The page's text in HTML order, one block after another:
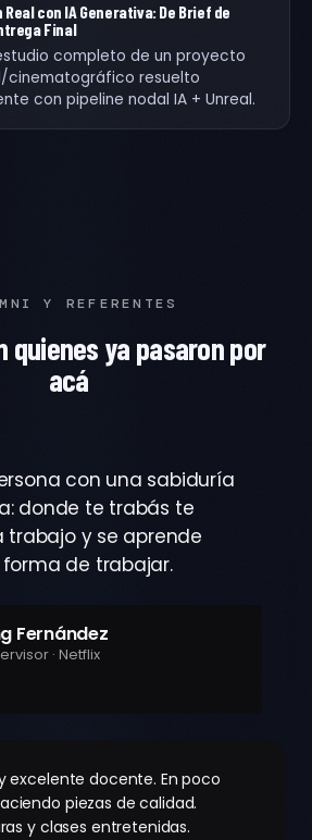
con IA Generativa: De Brief de
Final
completo de un proyecto
cinematográfico resuelto
con pipeline nodal IA + Unreal.
Y REFERENTES
quienes ya pasaron por
acá
con una sabiduría
donde te trabás te
trabajo y se aprende
de trabajar.
Fernández
· Netflix
excelente docente. En poco
piezas de calidad.
y clases entretenidas.